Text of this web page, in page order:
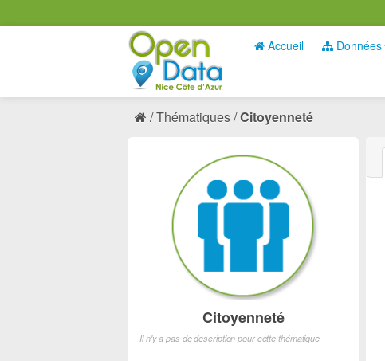
Accueil Données
Thématiques Citoyenneté
Citoyenneté
Il n'y a pas de description pour cette thématique